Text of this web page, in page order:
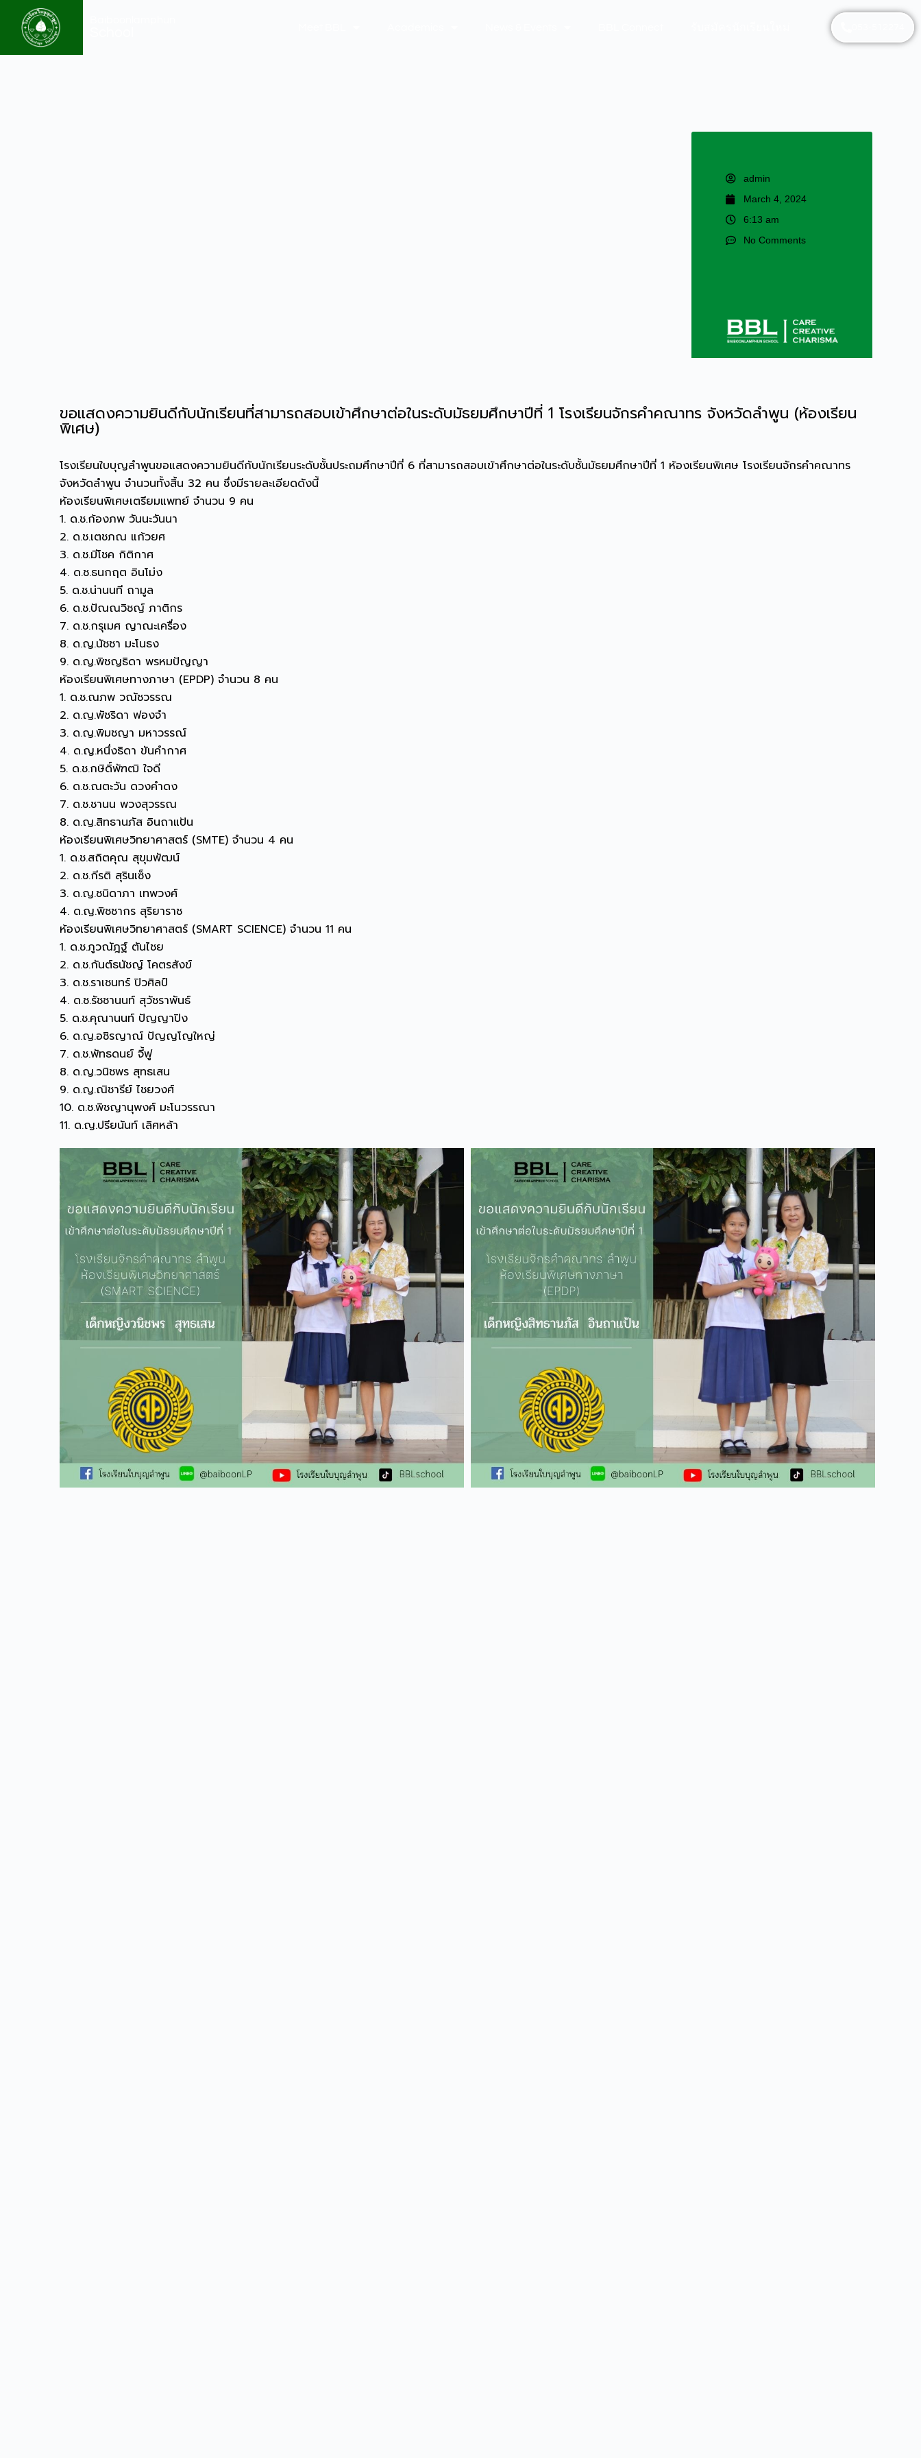
admin
March 4, 2024
6:13 am
No Comments
ขอแสดงความยินดีกับนักเรียนที่สามารถสอบเข้าศึกษาต่อในระดับมัธยมศึกษาปีที่ 1 โรงเรียนจักรคำคณาทร จังหวัดลำพูน (ห้องเรียน
พิเศษ)
โรงเรียนใบบุญลำพูนขอแสดงความยินดีกับนักเรียนระดับชั้นประถมศึกษาปีที่ 6 ที่สามารถสอบเข้าศึกษาต่อในระดับชั้นมัธยมศึกษาปีที่ 1 ห้องเรียนพิเศษ โรงเรียนจักรคำคณาทร
จังหวัดลำพูน จำนวนทั้งสิ้น 32 คน ซึ่งมีรายละเอียดดังนี้
ห้องเรียนพิเศษเตรียมแพทย์ จำนวน 9 คน
1. ด.ช.ก้องภพ วันนะวันนา
2. ด.ช.เตชภณ แก้วยศ
3. ด.ช.มีโชค กิติกาศ
4. ด.ช.ธนกฤต อินโม่ง
5. ด.ช.น่านนที ถามูล
6. ด.ช.ปัณณวิชญ์ ภาติกร
7. ด.ช.กรุเมศ ญาณะเครื่อง
8. ด.ญ.นัชชา มะโนธง
9. ด.ญ.พิชญธิดา พรหมปัญญา
ห้องเรียนพิเศษทางภาษา (EPDP) จำนวน 8 คน
1. ด.ช.ณภพ วณัชวรรณ
2. ด.ญ.พัชริดา ฟองจำ
3. ด.ญ.พิมชญา มหาวรรณ์
4. ด.ญ.หนึ่งธิดา ขันคำกาศ
5. ด.ช.กษิดิ์พัฑฒิ ใจดี
6. ด.ช.ณตะวัน ดวงคำดง
7. ด.ช.ชานน พวงสุวรรณ
8. ด.ญ.สิทธานภัส อินถาแป้น
ห้องเรียนพิเศษวิทยาศาสตร์ (SMTE) จำนวน 4 คน
1. ด.ช.สถิตคุณ สุขุมพัฒน์
2. ด.ช.กีรติ สุรินเซ็ง
3. ด.ญ.ชนิดาภา เทพวงศ์
4. ด.ญ.พิชชากร สุริยาราช
ห้องเรียนพิเศษวิทยาศาสตร์ (SMART SCIENCE) จำนวน 11 คน
1. ด.ช.ภูวณัฎฐ์ ตันไชย
2. ด.ช.กันต์ธนัชญ์ โคตรสังข์
3. ด.ช.ราเชนทร์ ปิวศิลป์
4. ด.ช.รัชชานนท์ สุวัชราพันธ์
5. ด.ช.คุณานนท์ ปัญญาปิง
6. ด.ญ.อชิรญาณ์ ปัญญโญใหญ่
7. ด.ช.พัทธดนย์ จี้ฟู
8. ด.ญ.วนิชพร สุทธเสน
9. ด.ญ.ณิชารีย์ ไชยวงศ์
10. ด.ช.พิชญานุพงศ์ มะโนวรรณา
11. ด.ญ.ปรียนันท์ เลิศหล้า